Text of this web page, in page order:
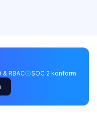
& RBAC SOC 2 konform